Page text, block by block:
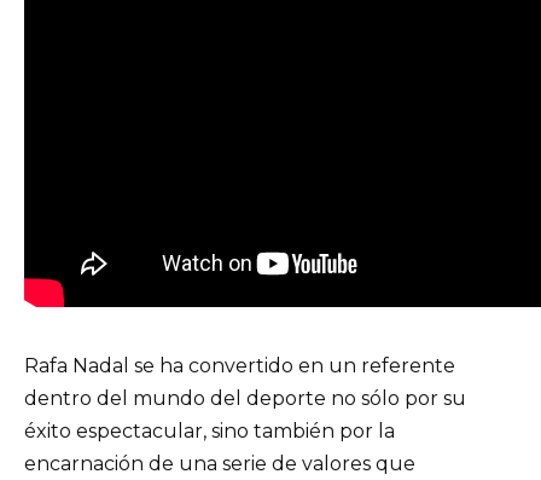
Rafa Nadal se ha convertido en un referente
dentro del mundo del deporte no sólo por su
éxito espectacular, sino también por la
encarnación de una serie de valores que